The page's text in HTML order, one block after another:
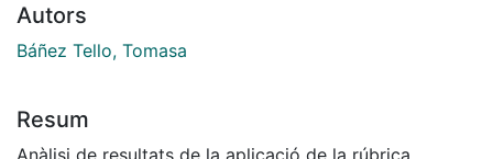
Autors
Báñez Tello, Tomasa
Resum
Anàlisi de resultats de la aplicació de la rúbrica